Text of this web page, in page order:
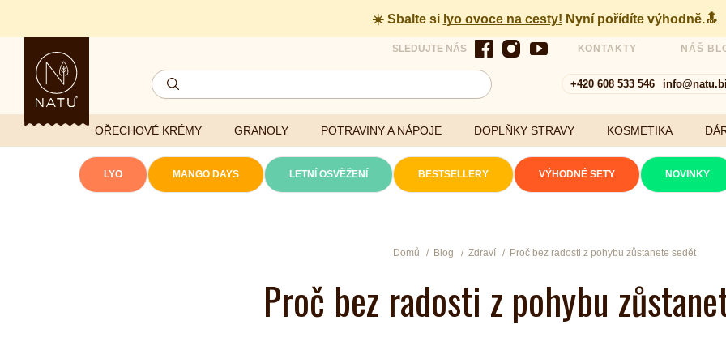
☀️ Sbalte si lyo ovoce na cesty! Nyní pořídíte výhodně.🔝
SLEDUJTE NÁS KONTAKTY NÁŠ
+420 608 533 546
OŘECHOVÉ KRÉMY GRANOLY POTRAVINY A NÁPOJE DOPLŇKY STRAVY
Přírodní extrakty
KOSMETIKA
LYO MANGO DAYS LETNÍ OSVĚŽENÍ BESTSELLERY VÝHODNÉ SETY NOVINKY
Domů Blog Zdraví Proč bez radosti z pohybu zůstanete sedět
Proč bez radosti z pohybu